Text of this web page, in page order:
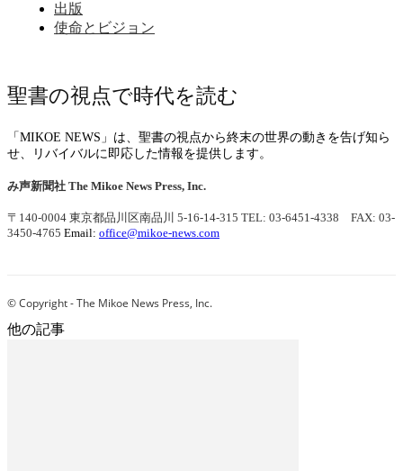
出版
使命とビジョン
聖書の視点で時代を読む
「MIKOE NEWS」は、聖書の視点から終末の世界の動きを告げ知ら
せ、リバイバルに即応した情報を提供します。
み声新聞社 The Mikoe News Press, Inc.
〒140-0004 東京都品川区南品川 5-16-14-315 TEL: 03-6451-4338 FAX: 03-
3450-4765 Email: office@mikoe-news.com
© Copyright - The Mikoe News Press, Inc.
他の記事